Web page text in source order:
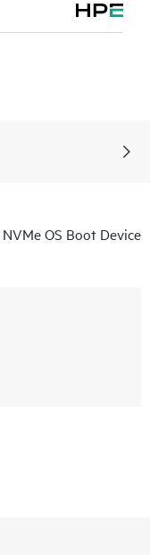
OS Boot Device